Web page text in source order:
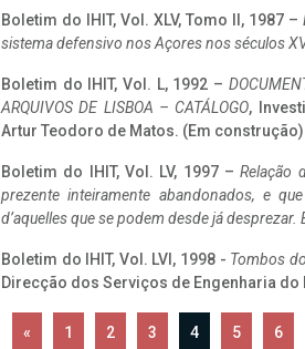
Boletim do IHIT, Vol. XLV, Tomo II, 1987 –
sistema defensivo nos Açores nos séculos
Boletim do IHIT, Vol. L, 1992 –
ARQUIVOS DE LISBOA – CATÁLOGO,
Artur Teodoro de Matos. (Em construção)
Boletim do IHIT, Vol. LV, 1997 –Relação
prezente inteiramente abandonados, e
d’aquelles que se podem desde já desprezar.
Boletim do IHIT, Vol. LVI, 1998 - Tombos
Direcção dos Serviços de Engenharia do
« 1 2 3 4 5 6